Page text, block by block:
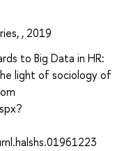
, 2019
to Big Data in HR:
light of sociology of